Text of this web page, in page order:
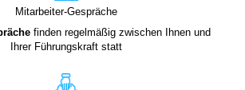
Mitarbeiter-Gespräche
finden regelmäßig zwischen Ihnen und
Ihrer Führungskraft statt